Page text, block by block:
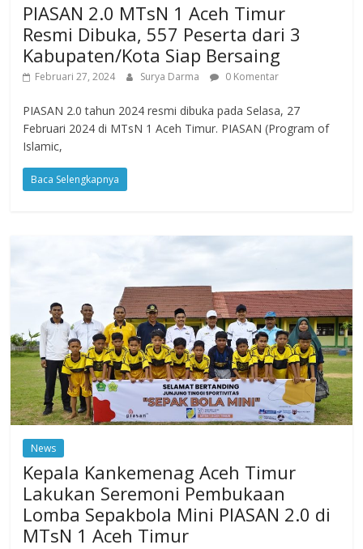
PIASAN 2.0 MTsN 1 Aceh Timur
Resmi Dibuka, 557 Peserta dari 3
Kabupaten/Kota Siap Bersaing
Februari 27, 2024 Surya Darma 0 Komentar
PIASAN 2.0 tahun 2024 resmi dibuka pada Selasa, 27
Februari 2024 di MTsN 1 Aceh Timur. PIASAN (Program of
Islamic,
Baca Selengkapnya
News
Kepala Kankemenag Aceh Timur
Lakukan Seremoni Pembukaan
Lomba Sepakbola Mini PIASAN 2.0 di
MTsN 1 Aceh Timur